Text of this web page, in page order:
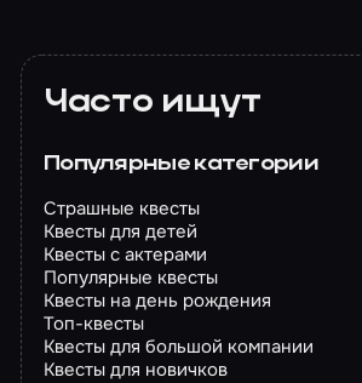
Часто ищут
Популярные категории
Страшные квесты
Квесты для детей
Квесты с актерами
Популярные квесты
Квесты на день рождения
Топ-квесты
Квесты для большой компании
Квесты для новичков